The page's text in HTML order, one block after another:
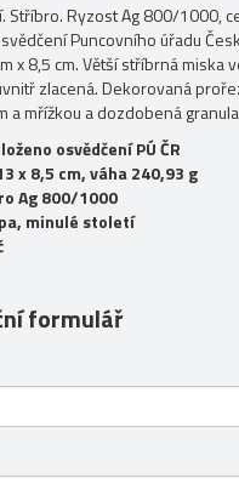
Stříbro. Ryzost Ag 800/1000,
Puncovního úřadu
x 8,5 cm. Větší stříbrná miska
zlacená. Dekorovaná
a mřížkou a dozdobená
osvědčení PÚ ČR
x 8,5 cm, váha 240,93 g
Ag 800/1000
minulé století
formulář